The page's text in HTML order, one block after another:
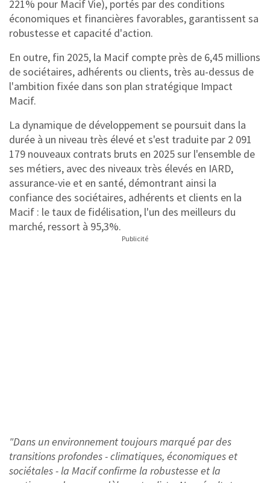
221% pour Macif Vie), portés par des conditions
économiques et financières favorables, garantissent sa
robustesse et capacité d'action.
En outre, fin 2025, la Macif compte près de 6,45 millions
de sociétaires, adhérents ou clients, très au-dessus de
l'ambition fixée dans son plan stratégique Impact
Macif.
La dynamique de développement se poursuit dans la
durée à un niveau très élevé et s'est traduite par 2 091
179 nouveaux contrats bruts en 2025 sur l'ensemble de
ses métiers, avec des niveaux très élevés en IARD,
assurance-vie et en santé, démontrant ainsi la
confiance des sociétaires, adhérents et clients en la
Macif : le taux de fidélisation, l'un des meilleurs du
marché, ressort à 95,3%.
"Dans un environnement toujours marqué par des
transitions profondes - climatiques, économiques et
sociétales - la Macif confirme la robustesse et la